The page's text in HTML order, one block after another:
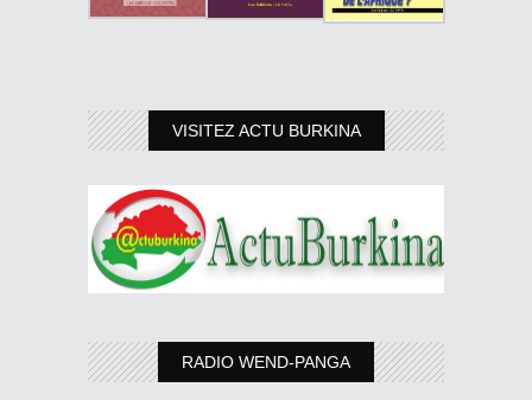
VISITEZ ACTU BURKINA
RADIO WEND-PANGA